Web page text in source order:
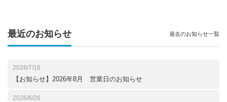
最近のお知らせ
2026/7/16
【お知らせ】2026年8月 営業日のお知らせ
2026/6/26
過去のお知らせ一覧